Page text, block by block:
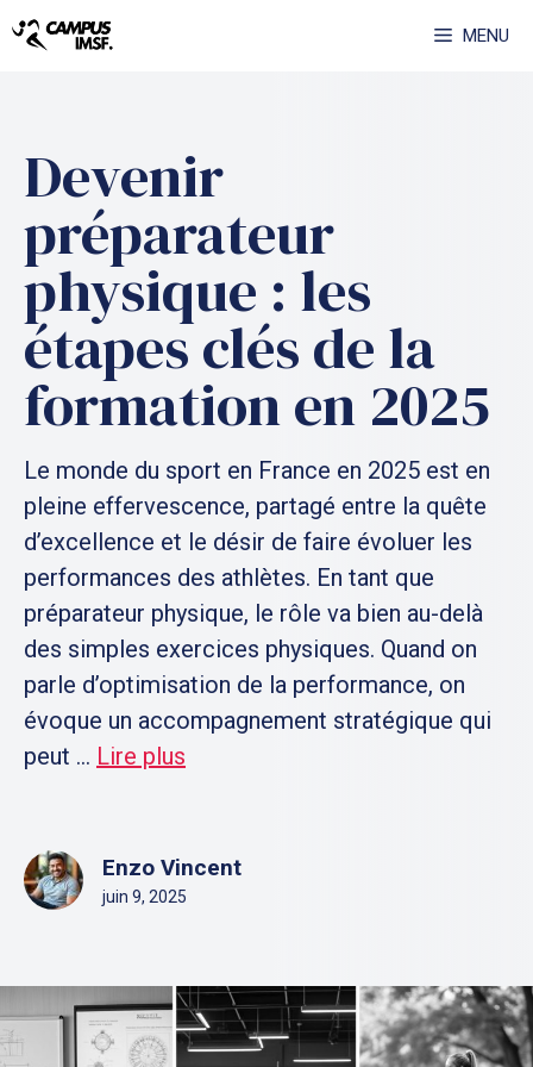
Aller
MENU
Devenir
préparateur
physique : les
étapes clés de la
formation en 2025
Le monde du sport en France en 2025 est en
pleine effervescence, partagé entre la quête
d’excellence et le désir de faire évoluer les
performances des athlètes. En tant que
préparateur physique, le rôle va bien au-delà
des simples exercices physiques. Quand on
parle d’optimisation de la performance, on
évoque un accompagnement stratégique qui
peut ... Lire plus
Enzo Vincent
juin 9, 2025